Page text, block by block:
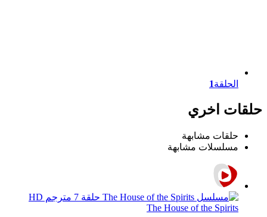
الحلقة1
حلقات اخري
حلقات مشابهة
مسلسلات مشابهة
The House of the Spirits